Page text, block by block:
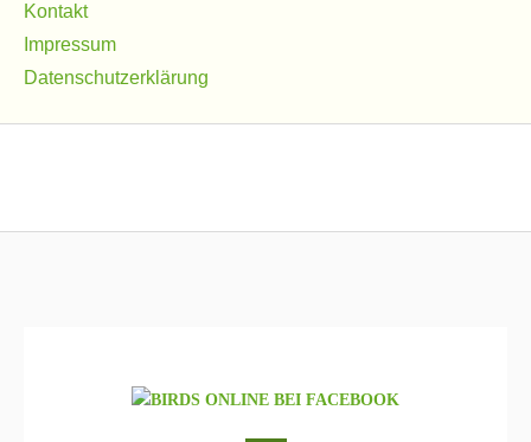
Kontakt
Impressum
Datenschutzerklärung